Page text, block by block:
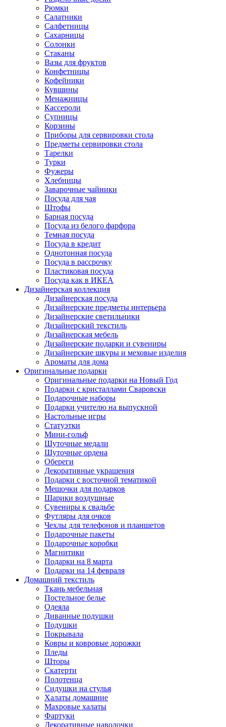
Рюмки
Салатники
Салфетницы
Сахарницы
Солонки
Стаканы
Вазы для фруктов
Конфетницы
Кофейники
Кувшины
Менажницы
Кассероли
Супницы
Корзины
Приборы для сервировки стола
Предметы сервировки стола
Тарелки
Турки
Фужеры
Хлебницы
Заварочные чайники
Посуда для чая
Штофы
Барная посуда
Посуда из белого фарфора
Темная посуда
Посуда в кредит
Однотонная посуда
Посуда в рассрочку
Пластиковая посуда
Посуда как в ИКЕА
Дизайнерская коллекция
Дизайнерская посуда
Дизайнерские предметы интерьера
Дизайнерские светильники
Дизайнерский текстиль
Дизайнерская мебель
Дизайнерские подарки и сувениры
Дизайнерские шкуры и меховые изделия
Ароматы для дома
Оригинальные подарки
Оригинальные подарки на Новый Год
Подарки с кристаллами Сваровски
Подарочные наборы
Подарки учителю на выпускной
Настольные игры
Статуэтки
Мини-гольф
Шуточные медали
Шуточные ордена
Обереги
Декоративные украшения
Подарки с восточной тематикой
Мешочки для подарков
Шарики воздушные
Сувениры к свадьбе
Футляры для очков
Чехлы для телефонов и планшетов
Подарочные пакеты
Подарочные коробки
Магнитики
Подарки на 8 марта
Подарки на 14 февраля
Домашний текстиль
Ткань мебельная
Постельное белье
Одеяла
Диванные подушки
Подушки
Покрывала
Ковры и ковровые дорожки
Пледы
Шторы
Скатерти
Полотенца
Сидушки на стулья
Халаты домашние
Махровые халаты
Фартуки
Декоративные наволочки